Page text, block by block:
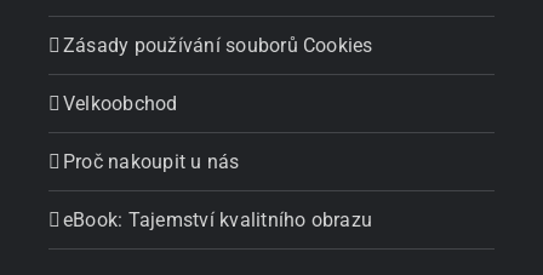
Zásady používání souborů Cookies
Velkoobchod
Proč nakoupit u nás
eBook: Tajemství kvalitního obrazu